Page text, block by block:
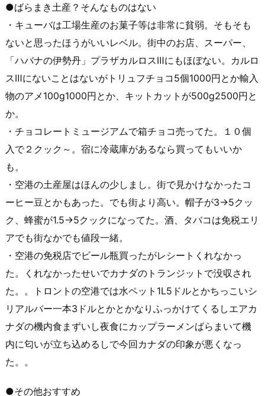
●ばらまき土産？そんなものはない
・キューバは工場生産のお菓子等は非常に貧弱。そもそも
ないと思ったほうがいいレベル。街中のお店、スーパー、
「ハバナの伊勢丹」プラザカルロスⅢにもほぼない。カルロ
スⅢにないことはないがトリュフチョコ5個1000円とか輸入
物のアメ100g1000円とか、キットカットが500g2500円と
か。
・チョコレートミュージアムで箱チョコ売ってた。１０個
入で２クック～。宿に冷蔵庫があるなら買ってもいいか
も。
・空港の土産屋はほんの少しまし。街で見かけなかったコ
ーヒー豆とかもあった。でも街より高い。帽子が3→5クッ
ク、蜂蜜が1.5→5クックになってた。酒、タバコは免税エリ
アでも街なかでも値段一緒。
・空港の免税店でビール瓶買ったがレシートくれなかっ
た。くれなかったせいでカナダのトランジットで没収され
た。。トロントの空港では水ペット1L5ドルとかちっこいシ
リアルバー一本3ドルとかとかなりふっかけてくるしエアカ
ナダの機内食まずいし夜食にカップラーメンばらまいて機
内に匂いが立ち込めるしで今回カナダの印象が悪くなっ
た。。
●その他おすすめ